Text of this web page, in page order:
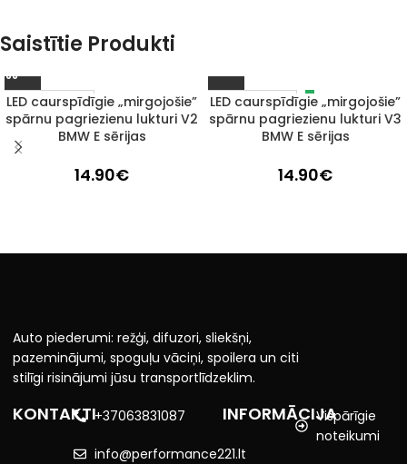
Saistītie Produkti
1–3 D. D.
LED caurspīdīgie „mirgojošie”
spārnu pagriezienu lukturi V2
BMW E sērijas
14.90€
IZPĀRDOTS
LED caurspīdīgie „mirgojošie”
spārnu pagriezienu lukturi V3
BMW E sērijas
14.90€
Auto piederumi: režģi, difuzori, sliekšņi,
pazeminājumi, spoguļu vāciņi, spoilera un citi
stilīgi risinājumi jūsu transportlīdzeklim.
KONTAKTI+37063831087
info@performance221.lt
INFORMĀCIJAVispārīgie
noteikumi